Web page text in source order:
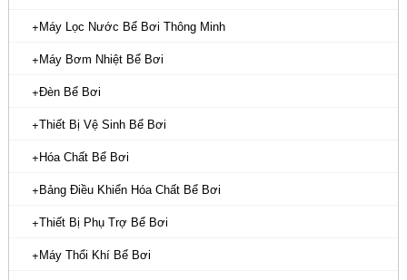
Máy Lọc Nước Bể Bơi Thông Minh
Máy Bơm Nhiệt Bể Bơi
Đèn Bể Bơi
Thiết Bị Vệ Sinh Bể Bơi
Hóa Chất Bể Bơi
Bảng Điều Khiển Hóa Chất Bể Bơi
Thiết Bị Phụ Trợ Bể Bơi
Máy Thổi Khí Bể Bơi